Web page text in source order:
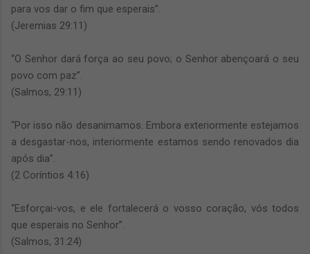
para vos dar o fim que esperais”.
(Jeremias 29:11)
“O Senhor dará força ao seu povo; o Senhor abençoará o seu
povo com paz”.
(Salmos, 29:11)
“Por isso não desanimamos. Embora exteriormente estejamos
a desgastar-nos, interiormente estamos sendo renovados dia
após dia”.
(2 Coríntios 4:16)
“Esforçai-vos, e ele fortalecerá o vosso coração, vós todos
que esperais no Senhor”.
(Salmos, 31:24)